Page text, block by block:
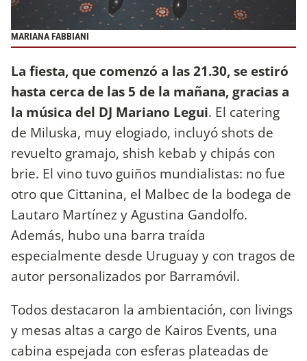
MARIANA FABBIANI
La fiesta, que comenzó a las 21.30, se estiró
hasta cerca de las 5 de la mañana, gracias a
la música del DJ Mariano Legui. El catering
de Miluska, muy elogiado, incluyó shots de
revuelto gramajo, shish kebab y chipás con
brie. El vino tuvo guiños mundialistas: no fue
otro que Cittanina, el Malbec de la bodega de
Lautaro Martínez y Agustina Gandolfo.
Además, hubo una barra traída
especialmente desde Uruguay y con tragos de
autor personalizados por Barramóvil.
Todos destacaron la ambientación, con livings
y mesas altas a cargo de Kairos Events, una
cabina espejada con esferas plateadas de